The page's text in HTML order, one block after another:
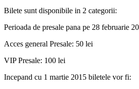
Bilete sunt disponibile in 2 categorii:
Perioada de presale pana pe 28 februarie
Acces general Presale: 50 lei
VIP Presale: 100 lei
Incepand cu 1 martie 2015 biletele vor fi: